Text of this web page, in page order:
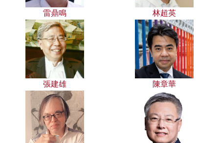
雷鼎鳴 林超英
張建雄 陳章華